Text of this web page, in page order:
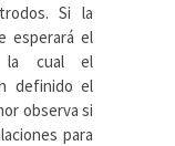
Si la
esperará el
la cual el
definido el
observa si
para